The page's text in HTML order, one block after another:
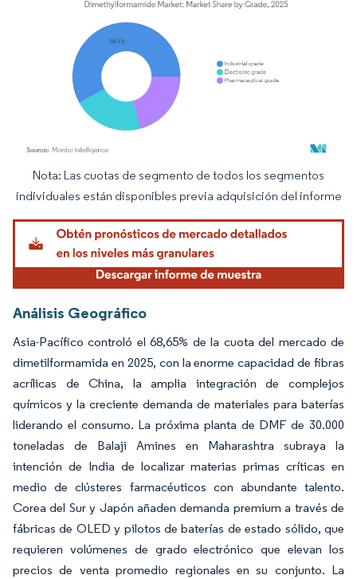
Imagen © Mordor Intelligence. El uso requiere atribución según CC BY 4.0.
Nota: Las cuotas de segmento de todos los segmentos
individuales están disponibles previa adquisición del informe
Análisis Geográfico
Asia-Pacífico controló el 68,65% de la cuota del mercado de
dimetilformamida en 2025, con la enorme capacidad de fibras
acrílicas de China, la amplia integración de complejos
químicos y la creciente demanda de materiales para baterías
liderando el consumo. La próxima planta de DMF de 30.000
toneladas de Balaji Amines en Maharashtra subraya la
intención de India de localizar materias primas críticas en
medio de clústeres farmacéuticos con abundante talento.
Corea del Sur y Japón añaden demanda premium a través de
fábricas de OLED y pilotos de baterías de estado sólido, que
requieren volúmenes de grado electrónico que elevan los
precios de venta promedio regionales en su conjunto. La